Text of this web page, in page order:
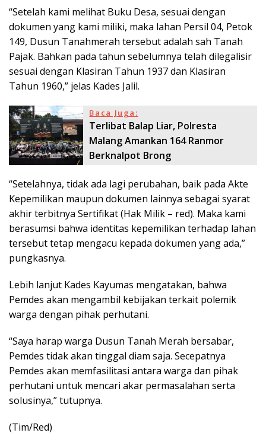
“Setelah kami melihat Buku Desa, sesuai dengan
dokumen yang kami miliki, maka lahan Persil 04, Petok
149, Dusun Tanahmerah tersebut adalah sah Tanah
Pajak. Bahkan pada tahun sebelumnya telah dilegalisir
sesuai dengan Klasiran Tahun 1937 dan Klasiran
Tahun 1960,” jelas Kades Jalil.
Baca Juga:
Terlibat Balap Liar, Polresta
Malang Amankan 164 Ranmor
Berknalpot Brong
“Setelahnya, tidak ada lagi perubahan, baik pada Akte
Kepemilikan maupun dokumen lainnya sebagai syarat
akhir terbitnya Sertifikat (Hak Milik – red). Maka kami
berasumsi bahwa identitas kepemilikan terhadap lahan
tersebut tetap mengacu kepada dokumen yang ada,”
pungkasnya.
Lebih lanjut Kades Kayumas mengatakan, bahwa
Pemdes akan mengambil kebijakan terkait polemik
warga dengan pihak perhutani.
“Saya harap warga Dusun Tanah Merah bersabar,
Pemdes tidak akan tinggal diam saja. Secepatnya
Pemdes akan memfasilitasi antara warga dan pihak
perhutani untuk mencari akar permasalahan serta
solusinya,” tutupnya.
(Tim/Red)